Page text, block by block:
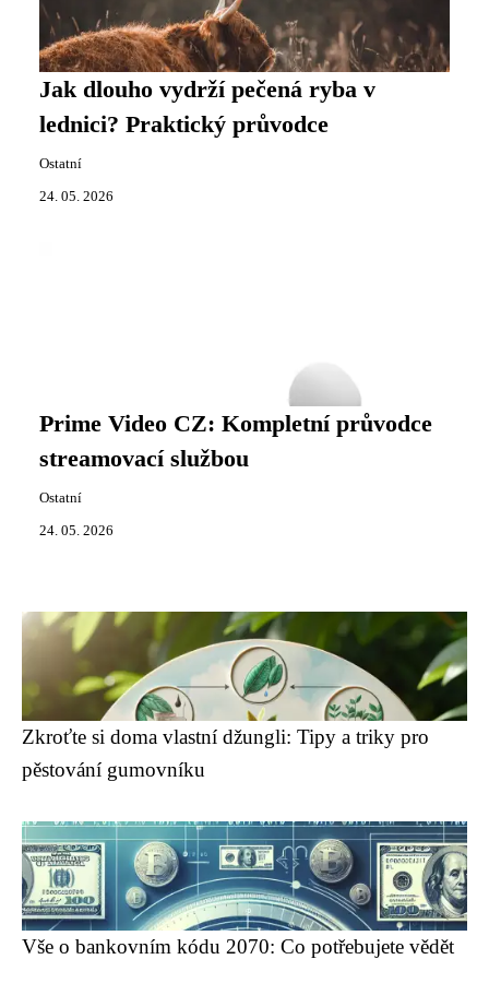
Jak dlouho vydrží pečená ryba v
lednici? Praktický průvodce
Ostatní
24. 05. 2026
Prime Video CZ: Kompletní průvodce
streamovací službou
Ostatní
24. 05. 2026
Zkroťte si doma vlastní džungli: Tipy a triky pro
pěstování gumovníku
Vše o bankovním kódu 2070: Co potřebujete vědět